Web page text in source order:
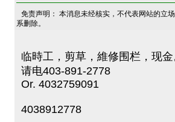
免责声明： 本消息未经核实，不代表网站的立
系删除。
临時工，剪草，維修围栏，现金
请电403-891-2778
Or. 4032759091
4038912778